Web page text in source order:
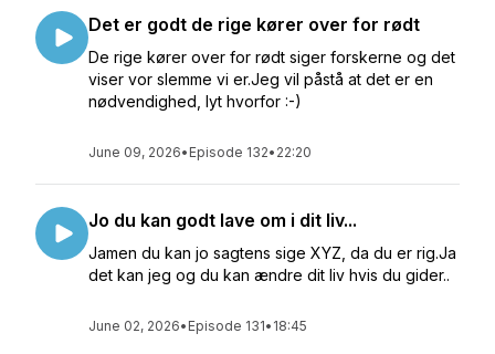
Det er godt de rige kører over for rødt
De rige kører over for rødt siger forskerne og det
viser vor slemme vi er.Jeg vil påstå at det er en
nødvendighed, lyt hvorfor :-)
June 09, 2026• Episode 132• 22:20
Jo du kan godt lave om i dit liv...
Jamen du kan jo sagtens sige XYZ, da du er rig.Ja
det kan jeg og du kan ændre dit liv hvis du gider..
June 02, 2026• Episode 131• 18:45